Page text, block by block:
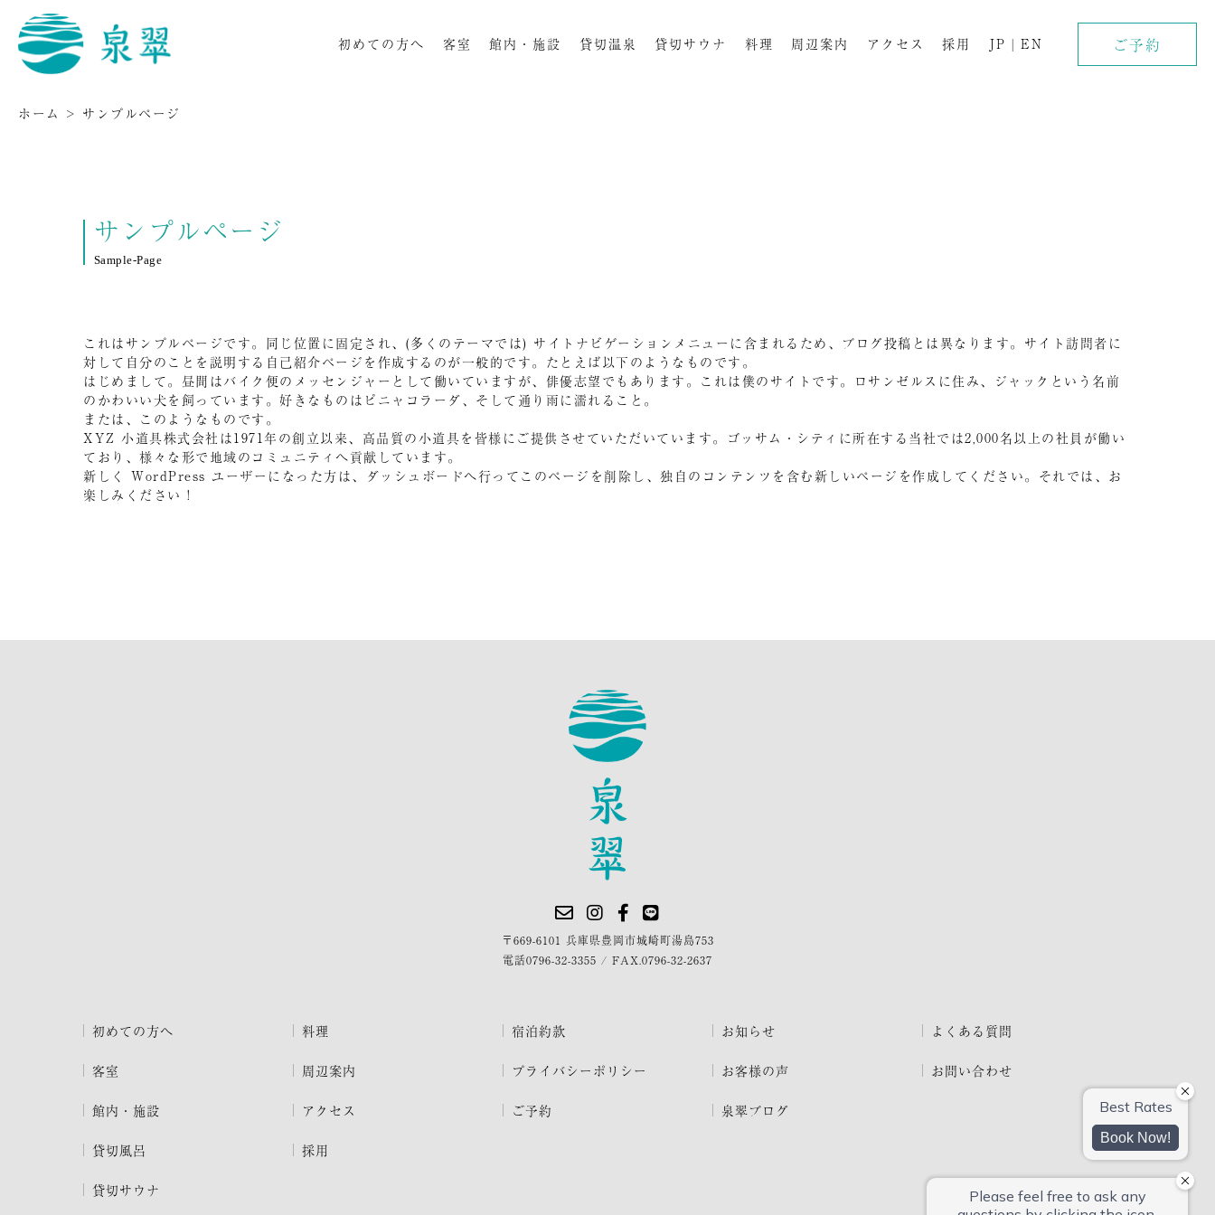
初めての方へ 客室 館内・施設 貸切温泉 貸切サウナ 料理 周辺案内 アクセス 採用 JP | EN ご予約
ホーム > サンプルページ
サンプルページ
Sample-Page
これはサンプルページです。同じ位置に固定され、(多くのテーマでは) サイトナビゲーションメニューに含まれるため、ブログ投稿とは異なります。サイト訪問者に
対して自分のことを説明する自己紹介ページを作成するのが一般的です。たとえば以下のようなものです。
はじめまして。昼間はバイク便のメッセンジャーとして働いていますが、俳優志望でもあります。これは僕のサイトです。ロサンゼルスに住み、ジャックという名前
のかわいい犬を飼っています。好きなものはピニャコラーダ、そして通り雨に濡れること。
または、このようなものです。
XYZ 小道具株式会社は1971年の創立以来、高品質の小道具を皆様にご提供させていただいています。ゴッサム・シティに所在する当社では2,000名以上の社員が働い
ており、様々な形で地域のコミュニティへ貢献しています。
新しく WordPress ユーザーになった方は、
ダッシュボードへ行ってこのページを削除し、独自のコンテンツを含む新しいページを作成してください。それでは、お
楽しみください !
〒669-6101 兵庫県豊岡市城崎町湯島753
電話0796-32-3355 / FAX.0796-32-2637
初めての方へ
客室
館内・施設
貸切風呂
貸切サウナ
料理
周辺案内
アクセス
採用
宿泊約款
プライバシーポリシー
ご予約
お知らせ
お客様の声
泉翠ブログ
よくある質問
お問い合わせ